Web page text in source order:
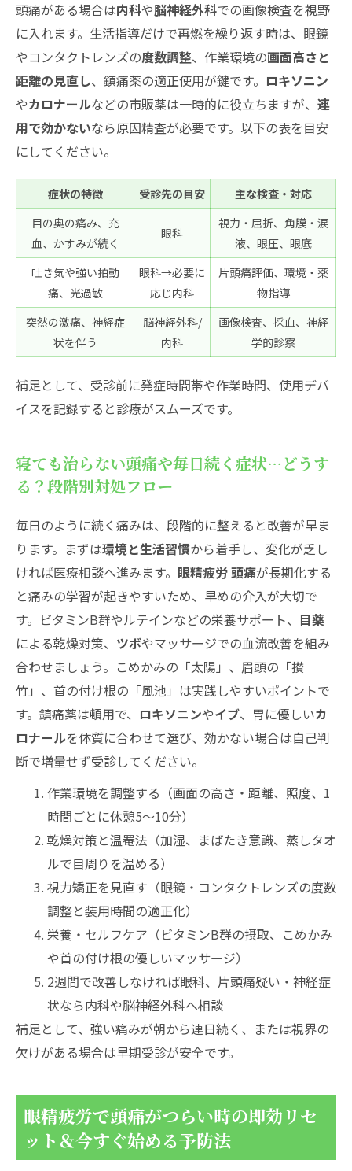
頭痛がある場合は内科や脳神経外科での画像検査を視野
に入れます。生活指導だけで再燃を繰り返す時は、眼鏡
やコンタクトレンズの度数調整、作業環境の画面高さと
距離の見直し、鎮痛薬の適正使用が鍵です。 ロキソニン
やカロナールなどの市販薬は一時的に役立ちますが、 連
用で効かないなら原因精査が必要です。以下の表を目安
にしてください。
症状の特徴 受診先の目安
主な検査・対応
目の奥の痛み、充
血、かすみが続く
眼科
視力・屈折、角膜・涙
液、眼圧、眼底
吐き気や強い拍動
痛、光過敏
眼科→必要に
応じ内科
片頭痛評価、環境・薬
物指導
突然の激痛、神経症
状を伴う
脳神経外科/
内科
画像検査、採血、神経
学的診察
補足として、受診前に発症時間帯や作業時間、使用デバ
イスを記録すると診療がスムーズです。
寝ても治らない頭痛や毎日続く症状…どうす
る？段階別対処フロー
毎日のように続く痛みは、段階的に整えると改善が早ま
ります。まずは環境と生活習慣から着手し、変化が乏し
ければ医療相談へ進みます。 眼精疲労 頭痛が長期化する
と痛みの学習が起きやすいため、早めの介入が大切で
す。ビタミンB群やルテインなどの栄養サポート、 目薬
による乾燥対策、 ツボやマッサージでの血流改善を組み
合わせましょう。こめかみの「太陽」、眉頭の「攅
竹」、首の付け根の「風池」は実践しやすいポイントで
す。鎮痛薬は頓用で、 ロキソニンやイブ、胃に優しいカ
ロナールを体質に合わせて選び、効かない場合は自己判
断で増量せず受診してください。
作業環境を調整する（画面の高さ・距離、照度、1
時間ごとに休憩5〜10分）
乾燥対策と温罨法（加湿、まばたき意識、蒸しタオ
ルで目周りを温める）
視力矯正を見直す（眼鏡・コンタクトレンズの度数
調整と装用時間の適正化）
栄養・セルフケア（ビタミンB群の摂取、こめかみ
や首の付け根の優しいマッサージ）
2週間で改善しなければ眼科、片頭痛疑い・神経症
状なら内科や脳神経外科へ相談
補足として、強い痛みが朝から連日続く、または視界の
欠けがある場合は早期受診が安全です。
眼精疲労で頭痛がつらい時の即効リセ
ット＆今すぐ始める予防法